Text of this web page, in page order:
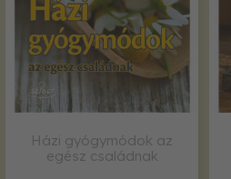
Házi gyógymódok az
egész családnak